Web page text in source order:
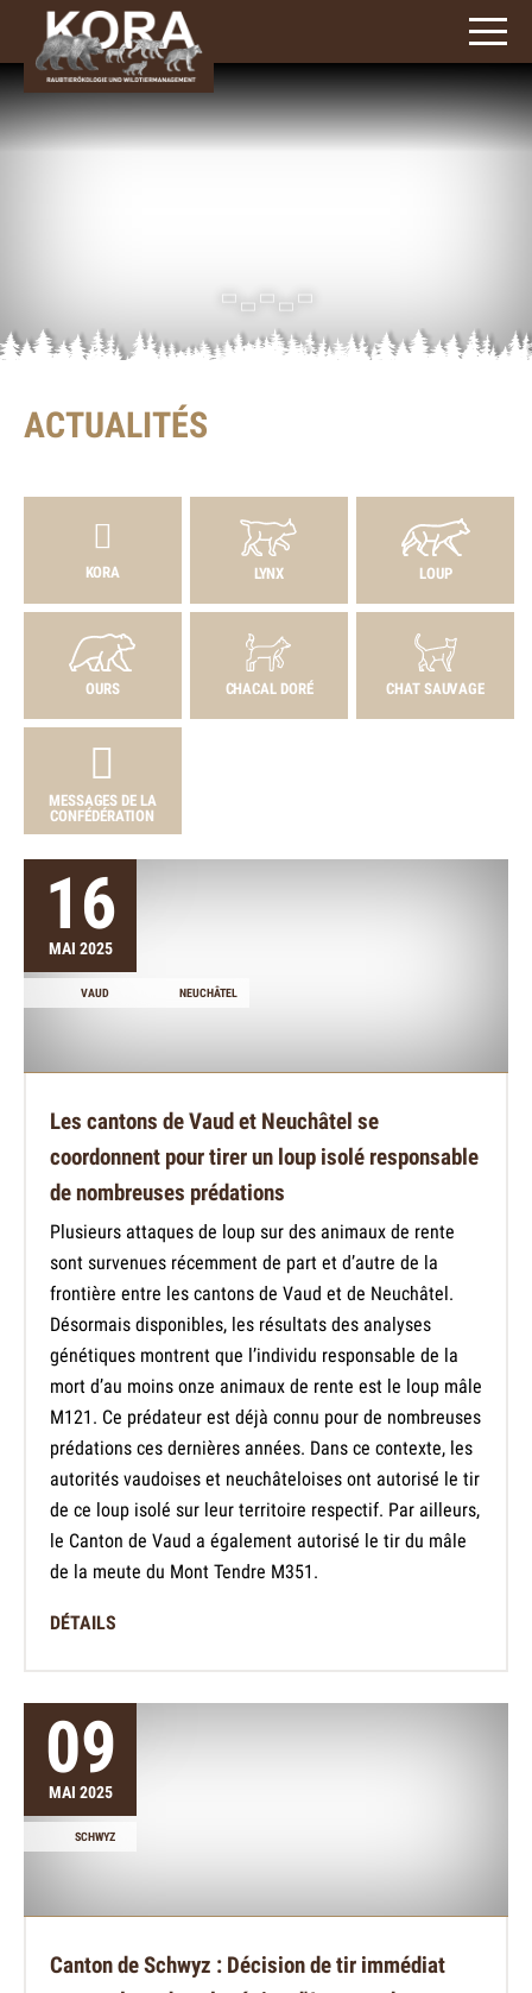
caractères)
ACTUALITÉS
KORA LYNX LOUP
OURS CHACAL DORÉ CHAT SAUVAGE
MESSAGES DE LA
CONFÉDÉRATION
16
MAI 2025
VAUD NEUCHÂTEL
Les cantons de Vaud et Neuchâtel se
coordonnent pour tirer un loup isolé responsable
de nombreuses prédations
Plusieurs attaques de loup sur des animaux de rente
sont survenues récemment de part et d’autre de la
frontière entre les cantons de Vaud et de Neuchâtel.
Désormais disponibles, les résultats des analyses
génétiques montrent que l’individu responsable de la
mort d’au moins onze animaux de rente est le loup mâle
M121. Ce prédateur est déjà connu pour de nombreuses
prédations ces dernières années. Dans ce contexte, les
autorités vaudoises et neuchâteloises ont autorisé le tir
de ce loup isolé sur leur territoire respectif. Par ailleurs,
le Canton de Vaud a également autorisé le tir du mâle
de la meute du Mont Tendre M351.
DÉTAILS
09
MAI 2025
SCHWYZ
Canton de Schwyz : Décision de tir immédiat